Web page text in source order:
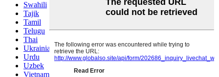
Swahili
Tajik
Tamil
Telugu
Thai
Ukrainian
Urdu
Uzbek
Vietnamese